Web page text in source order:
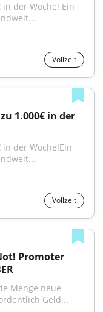
der Woche! Ein
Vollzeit
1.000€ in der
der Woche!Ein
Vollzeit
Promoter
Menge neue
Geld...